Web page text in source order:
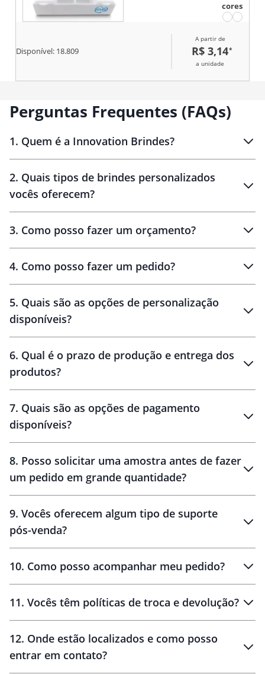
cores
Disponível: 18.809
A partir de
R$ 3,14*
a unidade
Perguntas Frequentes (FAQs)
1. Quem é a Innovation Brindes?
Brindes personalizados
2. Quais tipos de brindes personalizados
vocês oferecem?
personalizados
3. Como posso fazer um orçamento?
brinde
personalização
4. Como posso fazer um pedido?
amostra virtual
5. Quais são as opções de personalização
disponíveis?
6. Qual é o prazo de produção e entrega dos
produtos?
10 dias
brinde
48 horas
7. Quais são as opções de pagamento
disponíveis?
8. Posso solicitar uma amostra antes de fazer
um pedido em grande quantidade?
amostras
9. Vocês oferecem algum tipo de suporte
pós-venda?
10. Como posso acompanhar meu pedido?
11. Vocês têm políticas de troca e devolução?
30 dias
12. Onde estão localizados e como posso
entrar em contato?